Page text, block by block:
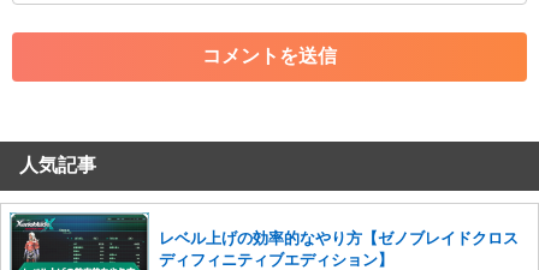
・アカウントの売買など金銭が絡む内容の投稿
・各ゲームのネタバレを含む内容の投稿
・その他、管理者が不適切と判断した投稿
コメントの削除を申請する
せていただきます。ご了承ください。
※一度削除したコメントは復元ができませんのでご注意くだ
さい。
人気記事
レベル上げの効率的なやり方【ゼノブレイドクロス
ディフィニティブエディション】